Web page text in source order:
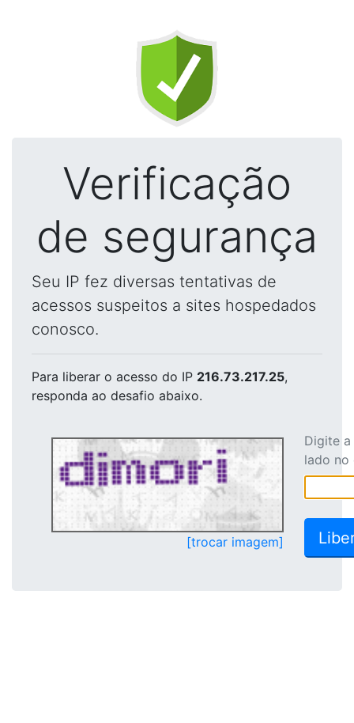
Verificação
de segurança
Seu IP fez diversas tentativas de
acessos suspeitos a sites hospedados
conosco.
Para liberar o acesso do IP 216.73.217.25,
responda ao desafio abaixo.
[trocar imagem]
Digite
lado no